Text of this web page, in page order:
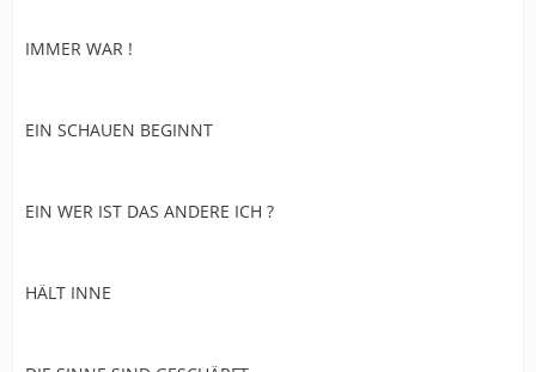
IMMER WAR !
EIN SCHAUEN BEGINNT
EIN WER IST DAS ANDERE ICH ?
HÄLT INNE